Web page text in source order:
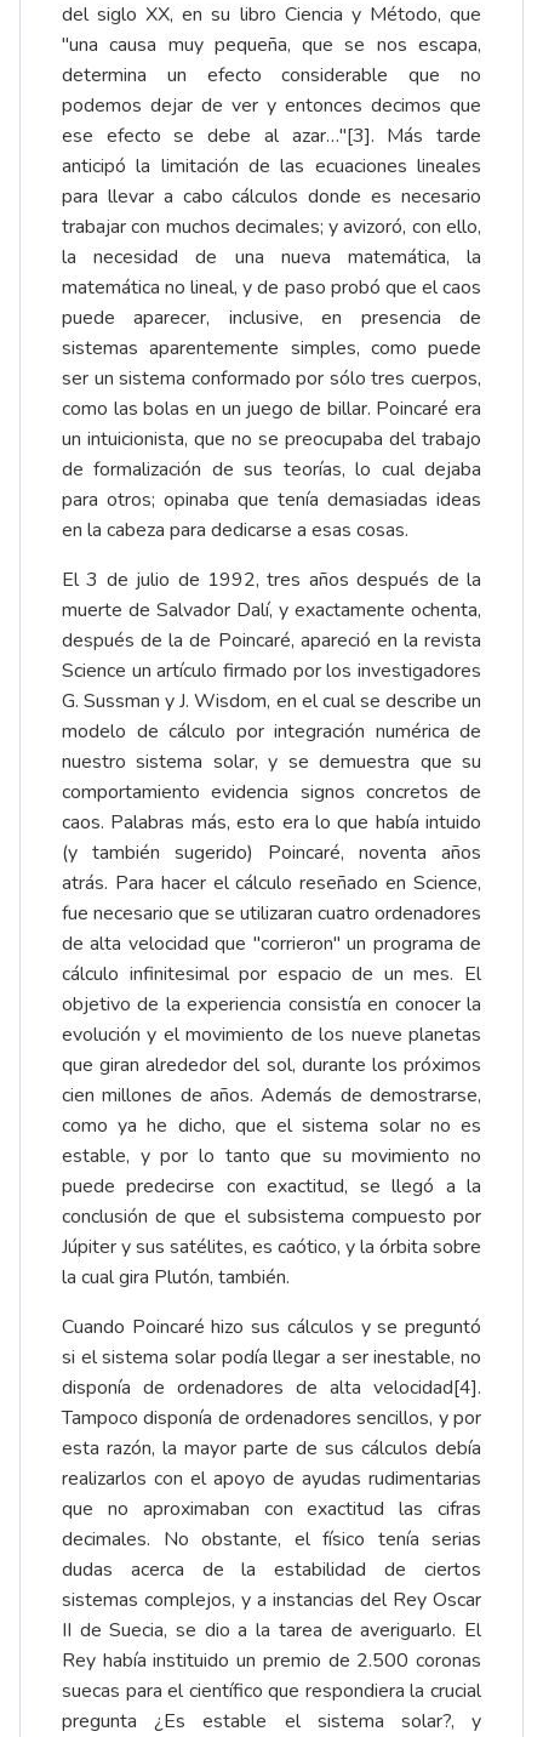
del siglo XX, en su libro Ciencia y Método, que
"una causa muy pequeña, que se nos escapa,
determina un efecto considerable que no
podemos dejar de ver y entonces decimos que
ese efecto se debe al azar…"[3]. Más tarde
anticipó la limitación de las ecuaciones lineales
para llevar a cabo cálculos donde es necesario
trabajar con muchos decimales; y avizoró, con ello,
la necesidad de una nueva matemática, la
matemática no lineal, y de paso probó que el caos
puede aparecer, inclusive, en presencia de
sistemas aparentemente simples, como puede
ser un sistema conformado por sólo tres cuerpos,
como las bolas en un juego de billar. Poincaré era
un intuicionista, que no se preocupaba del trabajo
de formalización de sus teorías, lo cual dejaba
para otros; opinaba que tenía demasiadas ideas
en la cabeza para dedicarse a esas cosas.
El 3 de julio de 1992, tres años después de la
muerte de Salvador Dalí, y exactamente ochenta,
después de la de Poincaré, apareció en la revista
Science un artículo firmado por los investigadores
G. Sussman y J. Wisdom, en el cual se describe un
modelo de cálculo por integración numérica de
nuestro sistema solar, y se demuestra que su
comportamiento evidencia signos concretos de
caos. Palabras más, esto era lo que había intuido
(y también sugerido) Poincaré, noventa años
atrás. Para hacer el cálculo reseñado en Science,
fue necesario que se utilizaran cuatro ordenadores
de alta velocidad que "corrieron" un programa de
cálculo infinitesimal por espacio de un mes. El
objetivo de la experiencia consistía en conocer la
evolución y el movimiento de los nueve planetas
que giran alrededor del sol, durante los próximos
cien millones de años. Además de demostrarse,
como ya he dicho, que el sistema solar no es
estable, y por lo tanto que su movimiento no
puede predecirse con exactitud, se llegó a la
conclusión de que el subsistema compuesto por
Júpiter y sus satélites, es caótico, y la órbita sobre
la cual gira Plutón, también.
Cuando Poincaré hizo sus cálculos y se preguntó
si el sistema solar podía llegar a ser inestable, no
disponía de ordenadores de alta velocidad[4].
Tampoco disponía de ordenadores sencillos, y por
esta razón, la mayor parte de sus cálculos debía
realizarlos con el apoyo de ayudas rudimentarias
que no aproximaban con exactitud las cifras
decimales. No obstante, el físico tenía serias
dudas acerca de la estabilidad de ciertos
sistemas complejos, y a instancias del Rey Oscar
II de Suecia, se dio a la tarea de averiguarlo. El
Rey había instituido un premio de 2.500 coronas
suecas para el científico que respondiera la crucial
pregunta ¿Es estable el sistema solar?, y